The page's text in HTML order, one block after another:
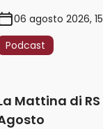
06 agosto 2026,
Podcast
Mattina di RS